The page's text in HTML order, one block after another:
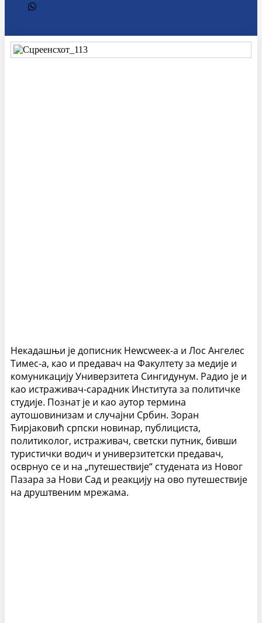
Некадашњи је дописник Неwсwеек-а и Лос Ангелес
Тимес-а, као и предавач на Факултету за медије и
комуникацију Универзитета Сингидунум. Радио је и
као истраживач-сарадник Института за политичке
студије. Познат је и као аутор термина
аутошовинизам и случајни Србин. Зоран
Ћирјаковић српски новинар, публициста,
политиколог, истраживач, светски путник, бивши
туристички водич и универзитетски предавач,
осврнуо се и на „путешествије“ студената из Новог
Пазара за Нови Сад и реакцију на ово путешествије
на друштвеним мрежама.